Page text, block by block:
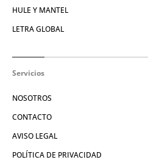
HULE Y MANTEL
LETRA GLOBAL
Servicios
NOSOTROS
CONTACTO
AVISO LEGAL
POLÍTICA DE PRIVACIDAD